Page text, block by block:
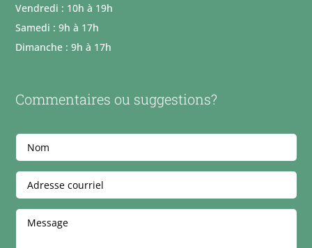
Vendredi : 10h à 19h
Samedi : 9h à 17h
Dimanche : 9h à 17h
Commentaires ou suggestions?